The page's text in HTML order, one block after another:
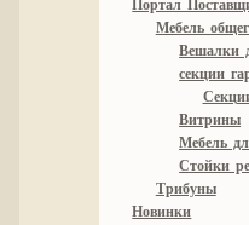
Портал
Мебель
Вешалки
секции
Витрины
Мебель
Стойки
Трибуны
Новинки